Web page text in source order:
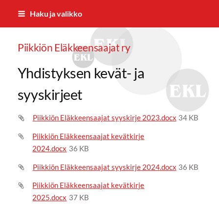
Siirry
Haku ja valikko
Piikkiön Eläkkeensaajat ry
Yhdistyksen kevät- ja
syyskirjeet
Piikkiön Eläkkeensaajat syyskirje 2023.docx 34 KB
Piikkiön Eläkkeensaajat kevätkirje
2024.docx 36 KB
Piikkiön Eläkkeensaajat syyskirje 2024.docx 36 KB
Piikkiön Eläkkeensaajat kevätkirje
2025.docx 37 KB